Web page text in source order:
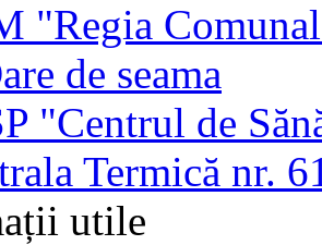
"Regia
de seama
"Centrul de
Termică nr.
utile